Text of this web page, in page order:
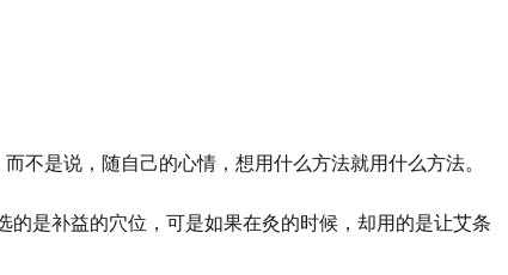
而不是说，随自己的心情，想用什么方法就用什么方法。
的是补益的穴位，可是如果在灸的时候，却用的是让艾条